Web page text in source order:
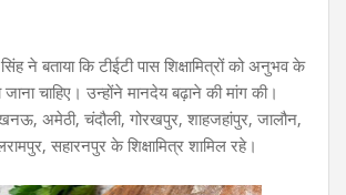
ने बताया कि टीईटी पास शिक्षामित्रों को अनुभव के
चाहिए। उन्होंने मानदेय बढ़ाने की मांग की।
अमेठी, चंदौली, गोरखपुर, शाहजहांपुर, जालौन,
सहारनपुर के शिक्षामित्र शामिल रहे।